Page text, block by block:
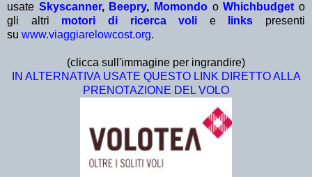
usate Skyscanner, Beepry, Momondo oWhichbudget o
gli altri motori di ricerca voli e links presenti
su www.viaggiarelowcost.org.
(clicca sull'immagine per ingrandire)
IN ALTERNATIVA USATE QUESTO LINK DIRETTO ALLA
PRENOTAZIONE DEL VOLO